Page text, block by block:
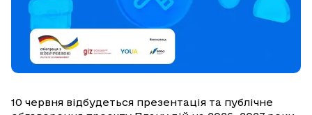
10 червня відбудеться презентація та публічне